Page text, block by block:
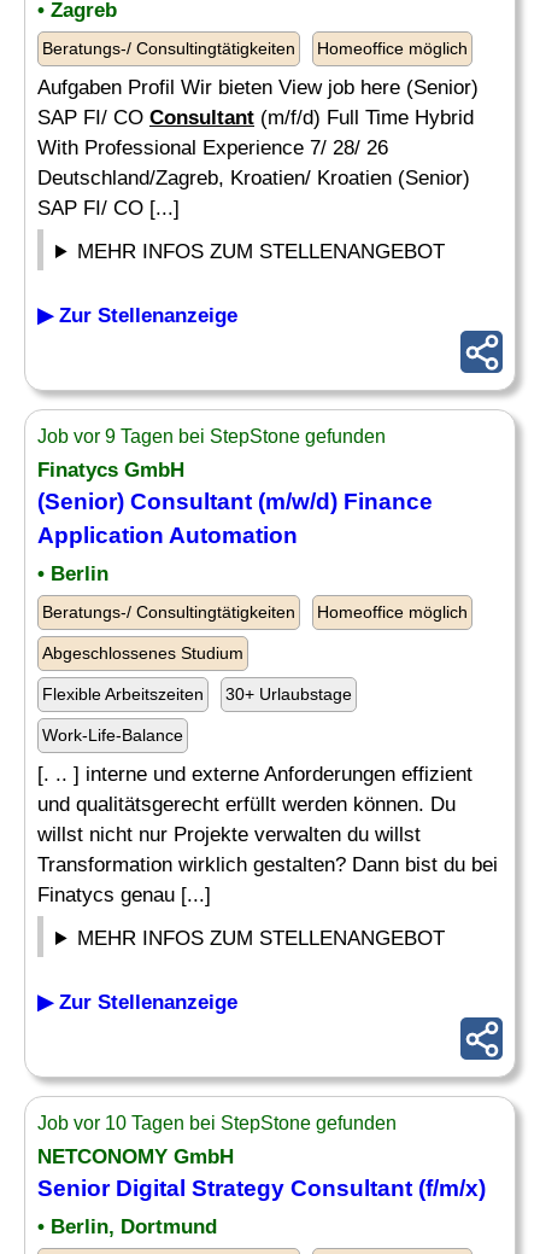
• Zagreb
Beratungs-/ Consultingtätigkeiten Homeoffice möglich
Aufgaben Profil Wir bieten View job here (Senior)
SAP FI/ CO Consultant (m/f/d) Full Time Hybrid
With Professional Experience 7/ 28/ 26
Deutschland/Zagreb, Kroatien/ Kroatien (Senior)
SAP FI/ CO [...]
MEHR INFOS ZUM STELLENANGEBOT
▶ Zur Stellenanzeige
Job vor 9 Tagen bei StepStone gefunden
Finatycs GmbH
(Senior) Consultant (m/w/d) Finance
Application Automation
• Berlin
Beratungs-/ Consultingtätigkeiten Homeoffice möglich
Abgeschlossenes Studium
Flexible Arbeitszeiten 30+ Urlaubstage
Work-Life-Balance
[. .. ] interne und externe Anforderungen effizient
und qualitätsgerecht erfüllt werden können. Du
willst nicht nur Projekte verwalten du willst
Transformation wirklich gestalten? Dann bist du bei
Finatycs genau [...]
MEHR INFOS ZUM STELLENANGEBOT
▶ Zur Stellenanzeige
Job vor 10 Tagen bei StepStone gefunden
NETCONOMY GmbH
Senior Digital Strategy Consultant (f/m/x)
• Berlin, Dortmund